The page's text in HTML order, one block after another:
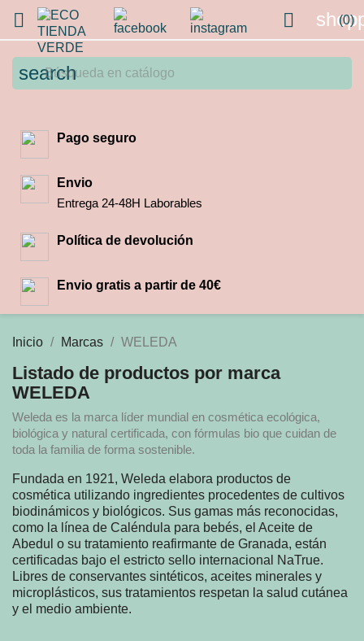
 (0)

search
Pago seguro
Envio
Entrega 24-48H Laborables
Política de devolución
Envio gratis a partir de 40€
Inicio Marcas WELEDA
Listado de productos por marca
WELEDA
Weleda es la marca líder mundial en cosmética ecológica,
biológica y natural certificada, con fórmulas bio que cuidan de
toda la familia de forma sostenible.
Fundada en 1921, Weleda elabora productos de
cosmética utilizando ingredientes procedentes de cultivos
biodinámicos y biológicos. Sus gamas más reconocidas,
como la línea de Caléndula para bebés, el Aceite de
Abedul o su tratamiento reafirmante de Granada, están
certificadas bajo el estricto sello internacional NaTrue.
Libres de conservantes sintéticos, aceites minerales y
microplásticos, sus tratamientos respetan la salud cutánea
y el medio ambiente.